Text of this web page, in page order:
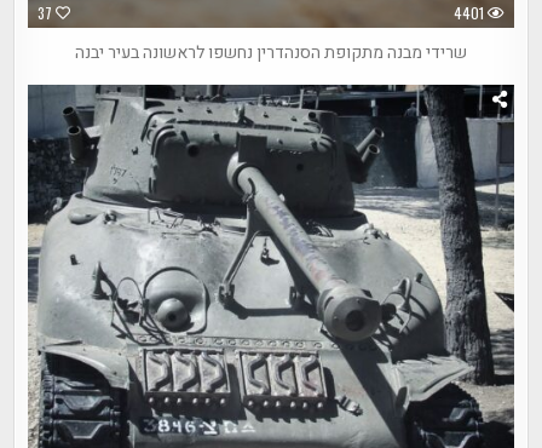
37 4401
שרידי מבנה מתקופת הסנהדרין נחשפו לראשונה בעיר יבנה